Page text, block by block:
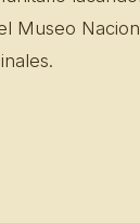
Museo